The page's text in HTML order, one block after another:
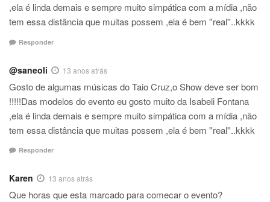
,ela é linda demais e sempre muito simpática com a mídia ,não
tem essa distância que muitas possem ,ela é bem ''real''..kkkk
Responder
@saneoli 13 anos atrás
Gosto de algumas músicas do Taio Cruz,o Show deve ser bom
!!!!!Das modelos do evento eu gosto muito da Isabeli Fontana
,ela é linda demais e sempre muito simpática com a mídia ,não
tem essa distância que muitas possem ,ela é bem ''real''..kkkk
Responder
Karen 13 anos atrás
Que horas que esta marcado para comecar o evento?